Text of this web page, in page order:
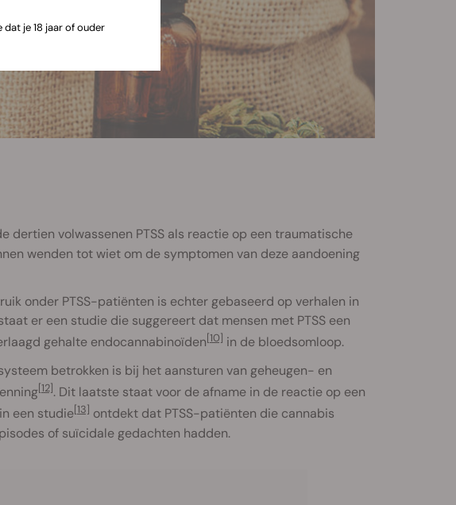
dertien volwassenen PTSS als reactie op een traumatische
wenden tot wiet om de symptomen van deze aandoening
onder PTSS-patiënten is echter gebaseerd op verhalen in
er een studie die suggereert dat mensen met PTSS een
gehalte endocannabinoïden[10] in de bloedsomloop.
betrokken is bij het aansturen van geheugen- en
[12]. Dit laatste staat voor de afname in de reactie op een
een studie[13] ontdekt dat PTSS-patiënten die cannabis
of suïcidale gedachten hadden.
dat je 18 jaar of ouder